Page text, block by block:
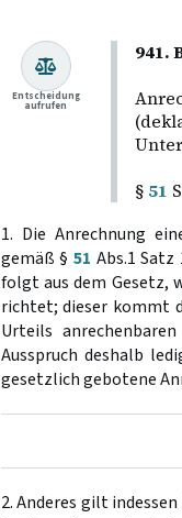
941.
§ 51
Entscheidung
aufrufen
1. Die Anrechnung
gemäß § 51 Abs.1
folgt aus dem Gesetz,
richtet; dieser kommt
Urteils
Ausspruch deshalb
gesetzlich gebotene
2. Anderes gilt